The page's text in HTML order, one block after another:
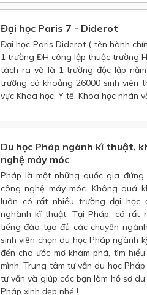
Đại học Paris 7 - Diderot
Đại học Paris Diderot ( tên hành
1 trường ĐH công lập thuộc trường
tách ra và là 1 trường độc lập
trường có khoảng 26000 sinh viên
vực Khoa học, Y tế, Khoa học nhân
Du học Pháp ngành kĩ thuật,
nghệ máy móc
Pháp là một những quốc gia đứng
công nghệ máy móc. Không quá
luôn có rất nhiều trường đại học
nghành kĩ thuật. Tại Pháp, có rất
tiếng đào tạo đủ các chuyên
sinh viên chọn du học Pháp ngành
đến cho ước mơ khám phá, tìm
mình. Trung tâm tư vấn du học
tư vấn và giúp các bạn làm hồ sơ
Pháp xinh đẹp nhé !